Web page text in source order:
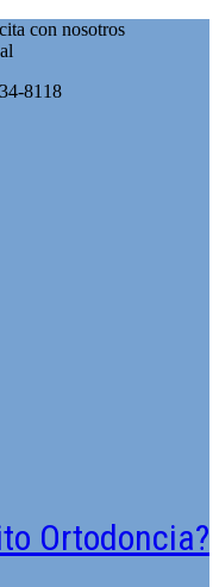
con nosotros
8118
Ortodoncia?